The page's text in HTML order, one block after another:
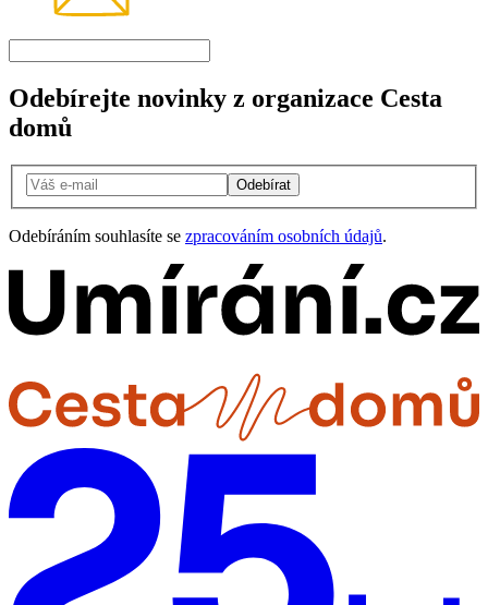
Odebírejte novinky z organizace Cesta
domů
Odebírat
Odebíráním souhlasíte se zpracováním osobních údajů.